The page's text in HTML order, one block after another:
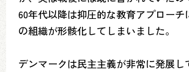
60年代以降は抑圧的な教育アプローチ
の組織が形骸化してしまいました。
デンマークは民主主義が非常に発展し